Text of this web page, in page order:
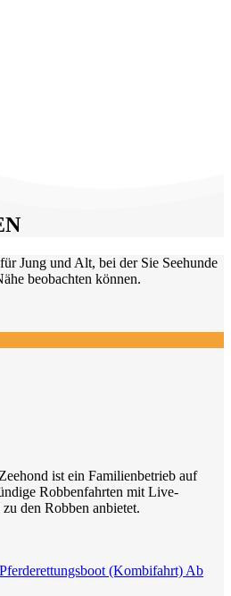
Jung und Alt, bei der Sie Seehunde
beobachten können.
ist ein Familienbetrieb auf
Robbenfahrten mit Live-
den Robben anbietet.
(Kombifahrt) Ab